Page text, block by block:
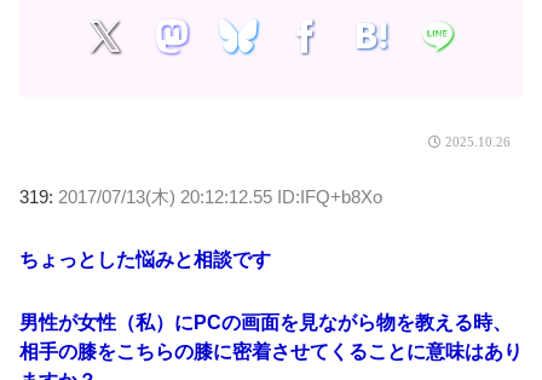
2025.10.26
319: 2017/07/13(木) 20:12:12.55 ID:IFQ+b8Xo
ちょっとした悩みと相談です
男性が女性（私）にPCの画面を見ながら物を教える時、
相手の膝をこちらの膝に密着させてくることに意味はあり